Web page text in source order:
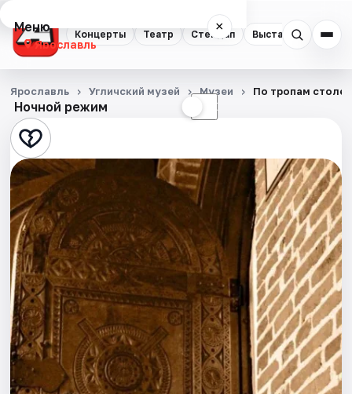
Концерты Театр Стендап Выставки
Меню ×
Ярославль
Концерты
Театр
Стендап
Выставки
Квесты
Экскурсии
События
Города
Ночной режим ☾
Ярославль Угличский музей Музеи По тропам